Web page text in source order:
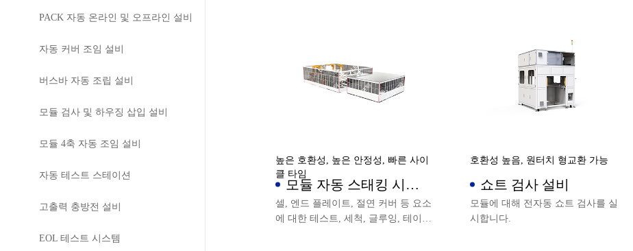
PACK 자동 온라인 및 오프라인 설비
자동 커버 조임 설비
버스바 자동 조립 설비
모듈 검사 및 하우징 삽입 설비
모듈 4축 자동 조임 설비
자동 테스트 스테이션
고출력 충방전 설비
EOL 테스트 시스템
높은 호환성, 높은 안정성, 빠른 사이
클 타임
모듈 자동 스태킹 시스
템
셀, 엔드 플레이트, 절연 커버 등 요소
에 대한 테스트, 세척, 글루잉, 테이
호환성 높음, 원터치 형교환 가능
쇼트 검사 설비
모듈에 대해 전자동 쇼트 검사를 실
시합니다.